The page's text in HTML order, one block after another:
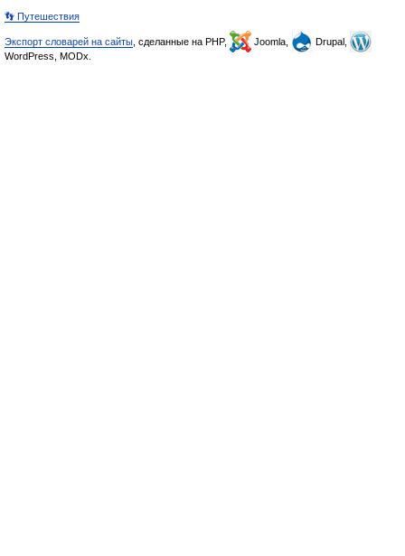
👣 Путешествия
Экспорт словарей на сайты , сделанные на PHP, Joomla,
Drupal,
WordPress, MODx.